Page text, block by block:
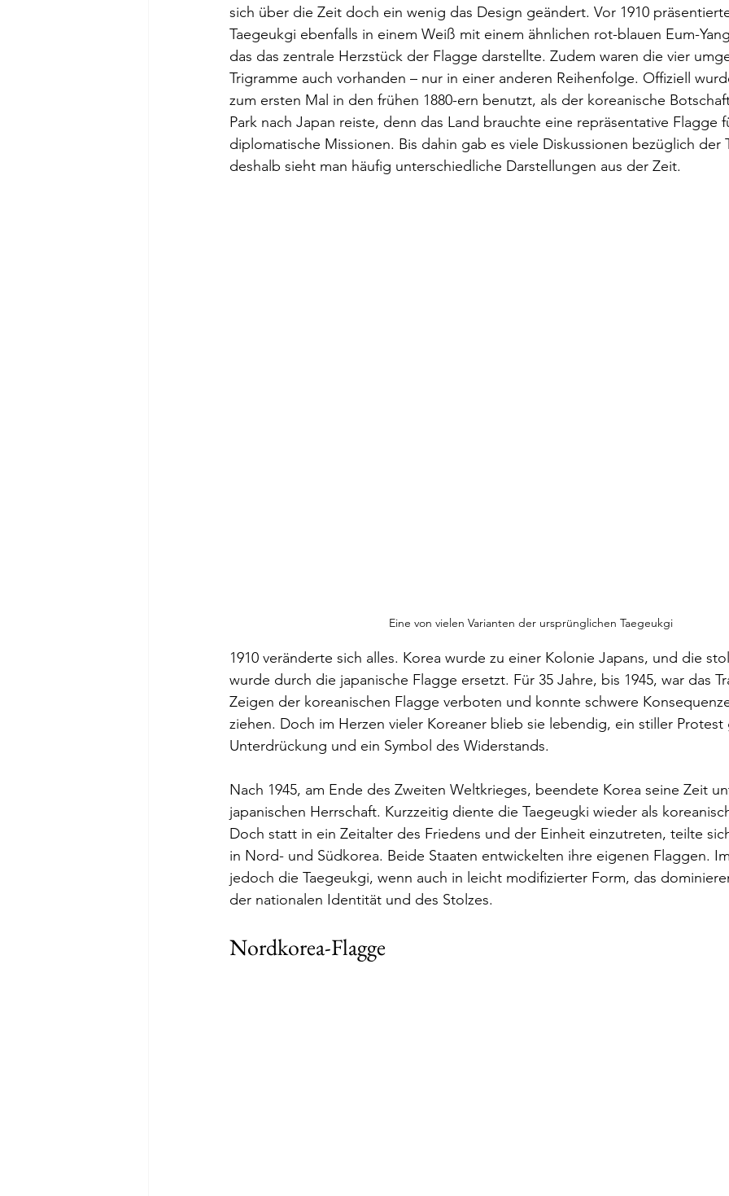
sich über die Zeit doch ein wenig das Design geändert. Vor 1910
Taegeukgi ebenfalls in einem Weiß mit einem ähnlichen rot-blauen Eum-
das das zentrale Herzstück der Flagge darstellte. Zudem waren die vier
Trigramme auch vorhanden – nur in einer anderen Reihenfolge. Offiziell
zum ersten Mal in den frühen 1880-ern benutzt, als der koreanische
Park nach Japan reiste, denn das Land brauchte eine repräsentative Flagge
diplomatische Missionen. Bis dahin gab es viele Diskussionen bezüglich der
deshalb sieht man häufig unterschiedliche Darstellungen aus der Zeit.
Eine von vielen Varianten der ursprünglichen Taegeukgi
1910 veränderte sich alles. Korea wurde zu einer Kolonie Japans, und die
wurde durch die japanische Flagge ersetzt. Für 35 Jahre, bis 1945, war das
Zeigen der koreanischen Flagge verboten und konnte schwere
ziehen. Doch im Herzen vieler Koreaner blieb sie lebendig, ein stiller
Unterdrückung und ein Symbol des Widerstands.
Nach 1945, am Ende des Zweiten Weltkrieges, beendete Korea seine Zeit
japanischen Herrschaft. Kurzzeitig diente die Taegeugki wieder als
Doch statt in ein Zeitalter des Friedens und der Einheit einzutreten, teilte
in Nord- und Südkorea. Beide Staaten entwickelten ihre eigenen Flaggen.
jedoch die Taegeukgi, wenn auch in leicht modifizierter Form, das
der nationalen Identität und des Stolzes.
Nordkorea-Flagge